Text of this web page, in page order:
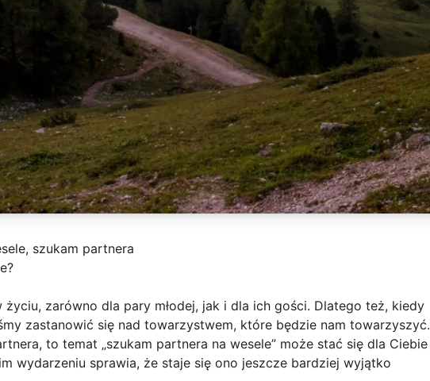
szukam partnera
zarówno dla pary młodej, jak i dla ich gości. Dlatego też, kiedy
zastanowić się nad towarzystwem, które będzie nam towarzyszyć.
to temat „szukam partnera na wesele” może stać się dla Ciebie
wydarzeniu sprawia, że staje się ono jeszcze bardziej wyjątko